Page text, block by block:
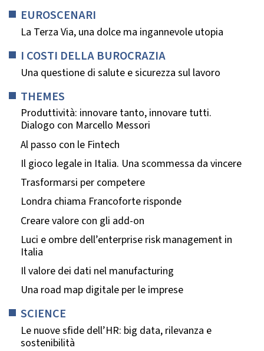
EUROSCENARI
La Terza Via, una dolce ma ingannevole utopia
I COSTI DELLA BUROCRAZIA
Una questione di salute e sicurezza sul lavoro
THEMES
Produttività: innovare tanto, innovare tutti.
Dialogo con Marcello Messori
Al passo con le Fintech
Il gioco legale in Italia. Una scommessa da vincere
Trasformarsi per competere
Londra chiama Francoforte risponde
Creare valore con gli add-on
Luci e ombre dell’enterprise risk management in
Italia
Il valore dei dati nel manufacturing
Una road map digitale per le imprese
SCIENCE
Le nuove sfide dell’HR: big data, rilevanza e
sostenibilità